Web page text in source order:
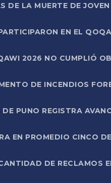
DE LA MUERTE DE
EN EL
2026 NO CUMPLIÓ
DE INCENDIOS
PUNO REGISTRA
EN PROMEDIO CINCO
DE RECLAMOS